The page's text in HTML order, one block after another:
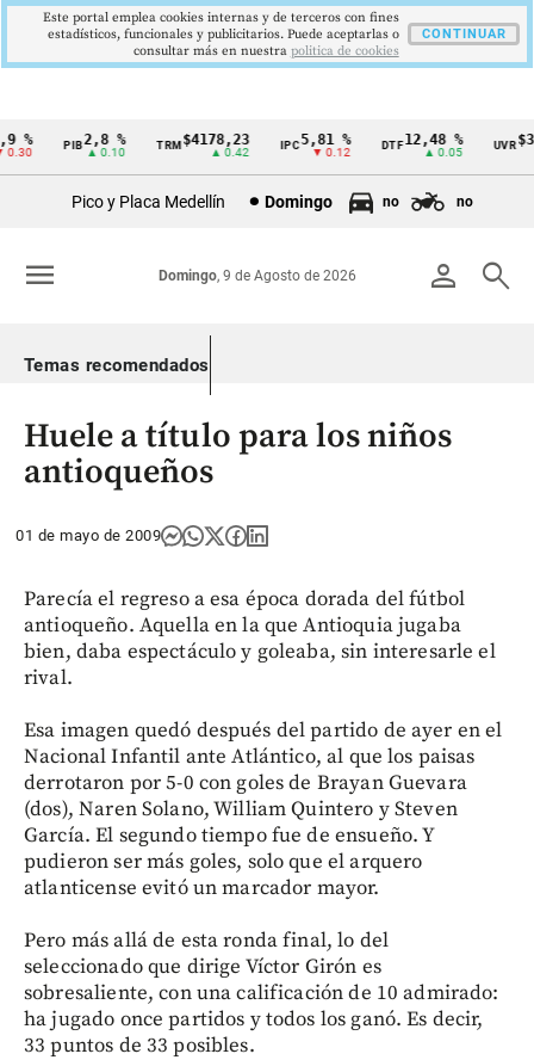
Cintillo
Colombia
% PIB2,8 %
▲ 0.10
TRM$4178,23
▲ 0.42
5,81 %
▼ 0.12
DTF12,48 %
▲ 0.05
UVR
Pico y Placa Medellín Domingo no no
person search
Domingo, 9 de Agosto de 2026
menu
Temas recomendados
Huele a título para los niños
antioqueños
01 de mayo de 2009
Parecía el regreso a esa época dorada del fútbol
antioqueño. Aquella en la que Antioquia jugaba
bien, daba espectáculo y goleaba, sin interesarle el
rival.
Esa imagen quedó después del partido de ayer en el
Nacional Infantil ante Atlántico, al que los paisas
derrotaron por 5-0 con goles de Brayan Guevara
(dos), Naren Solano, William Quintero y Steven
García. El segundo tiempo fue de ensueño. Y
pudieron ser más goles, solo que el arquero
atlanticense evitó un marcador mayor.
Pero más allá de esta ronda final, lo del
seleccionado que dirige Víctor Girón es
sobresaliente, con una calificación de 10 admirado:
ha jugado once partidos y todos los ganó. Es decir,
33 puntos de 33 posibles.
Este portal emplea cookies internas y de terceros con fines
estadísticos, funcionales y publicitarios. Puede aceptarlas o
consultar más en nuestra politica de cookies
CONTINUAR